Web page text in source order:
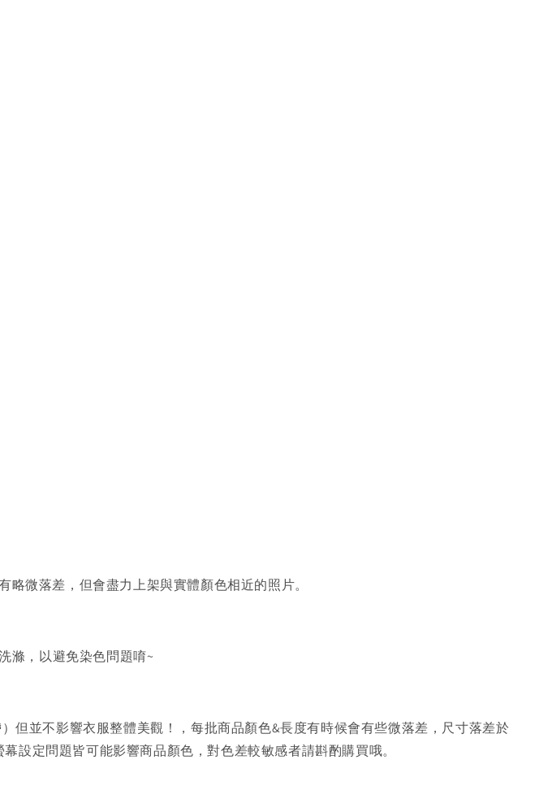
微落差，但會盡力上架與實體顏色相近的照片。
滌，以避免染色問題唷~
並不影響衣服整體美觀！，每批商品顏色&長度有時候會有些微落差，尺寸落差於
設定問題皆可能影響商品顏色，對色差較敏感者請斟酌購買哦。